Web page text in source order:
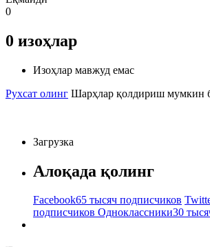
0
0 изоҳлар
Изоҳлар мавжуд емас
Рухсат олинг Шарҳлар қолдириш мумкин
Загрузка
Алоқада қолинг
Facebook65 тысяч подписчиков
подписчиков Одноклассники30